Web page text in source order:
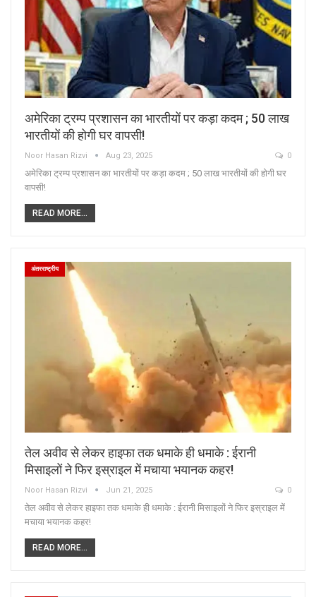
अमेरिका ट्रम्प प्रशासन का भारतीयों पर कड़ा कदम ; 50 लाख
भारतीयों की होगी घर वापसी!
Noor Hasan Rizvi Aug 23, 2025 0
अमेरिका ट्रम्प प्रशासन का भारतीयों पर कड़ा कदम ; 50 लाख भारतीयों की होगी घर
वापसी!
READ MORE...
अंतरराष्ट्रीय
तेल अवीव से लेकर हाइफा तक धमाके ही धमाके : ईरानी
मिसाइलों ने फिर इस्राइल में मचाया भयानक कहर!
Noor Hasan Rizvi Jun 21, 2025 0
तेल अवीव से लेकर हाइफा तक धमाके ही धमाके : ईरानी मिसाइलों ने फिर इस्राइल में
मचाया भयानक कहर!
READ MORE...